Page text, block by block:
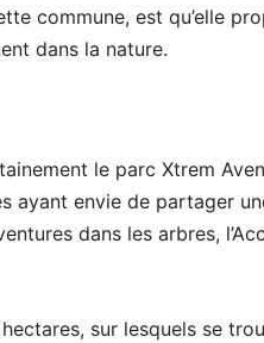
commune, est qu’elle
dans la nature.
le parc Xtrem
ayant envie de partager
dans les arbres,
sur lesquels se